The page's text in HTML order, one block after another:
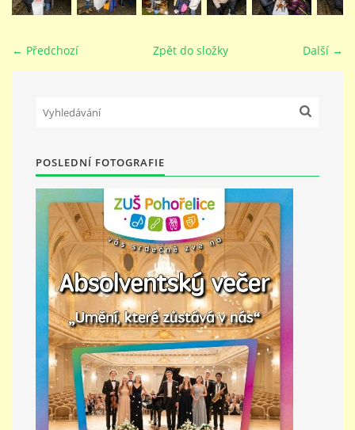
DOKUMENTY / KE STAŽENÍ
KURZY
KONTAKTY
PŘÍMĚSTSKÝ TÁBOR
MISS VÝTVARNÝ MODEL
ZAMĚSTNÁNÍ
DOTACE
GDPR
← Předchozí Další →
Zpět do složky
POSLEDNÍ FOTOGRAFIE